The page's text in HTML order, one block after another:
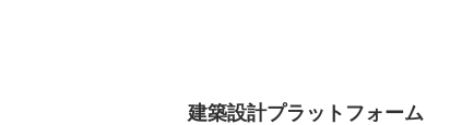
建築設計プラットフォーム